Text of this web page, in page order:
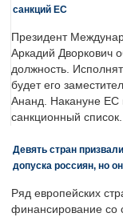
санкций ЕС
Президент
Аркадий Дворкович
должность.
будет его
Ананд. Накануне ЕС
санкционный список.
Девять стран
допуска россиян, но
Ряд европейских
финансирование со